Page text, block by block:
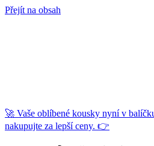
Přejít na obsah
🚀 Vaše oblíbené kousky nyní v
nakupujte za lepší ceny. 👉